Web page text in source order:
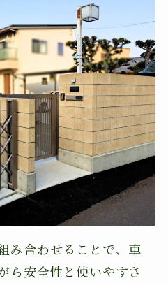
み合わせることで、車
ら安全性と使いやすさ